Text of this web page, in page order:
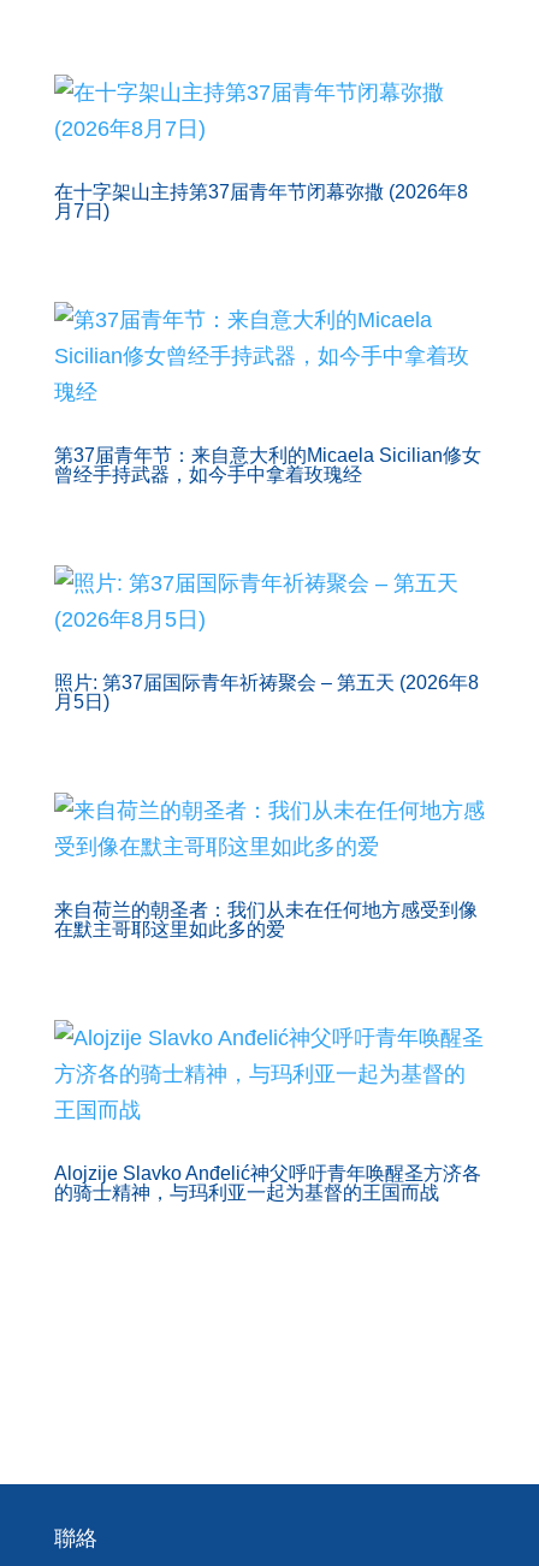
在十字架山主持第37届青年节闭幕弥撒 (2026年8
月7日)
第37届青年节：来自意大利的Micaela Sicilian修女
曾经手持武器，如今手中拿着玫瑰经
照片: 第37届国际青年祈祷聚会 – 第五天 (2026年8
月5日)
来自荷兰的朝圣者：我们从未在任何地方感受到像
在默主哥耶这里如此多的爱
Alojzije Slavko Anđelić神父呼吁青年唤醒圣方济各
的骑士精神，与玛利亚一起为基督的王国而战
聯絡